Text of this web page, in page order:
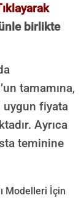
birlikte
tamamına,
uygun fiyata
Ayrıca
teminine
Modelleri İçin